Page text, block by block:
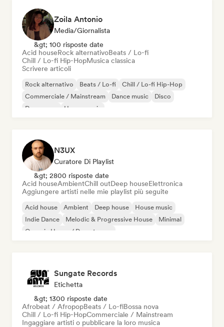
Zoila Antonio
Media/Giornalista
&gt; 100 risposte date
Acid houseRock alternativoBeats / Lo-fi
Chill / Lo-fi Hip-HopMusica classica
Scrivere articoli
Rock alternativo Beats / Lo-fi
Chill / Lo-fi Hip-Hop
Commerciale / Mainstream
Dance music
Disco
Dream pop
House music
N3UX
Curatore Di Playlist
&gt; 2800 risposte date
Acid houseAmbientChill outDeep houseElettronica
Aggiungere artisti nelle mie playlist più seguite
Acid house Ambient Deep house
House music
Indie Dance
Melodic & Progressive House
Minimal
Organic House / Downtempo
Sungate Records
Etichetta
&gt; 1300 risposte date
Afrobeat / AfropopBeats / Lo-fiBossa nova
Chill / Lo-fi Hip-HopCommerciale / Mainstream
Ingaggiare artisti o pubblicare la loro musica